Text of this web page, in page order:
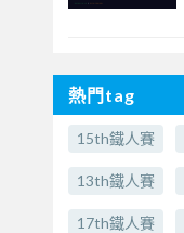
熱門tag
15th鐵人賽
13th鐵人賽
17th鐵人賽